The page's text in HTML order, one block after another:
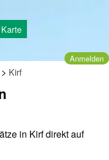
Karte
Anmelden
> Kirf
in Kirf direkt auf